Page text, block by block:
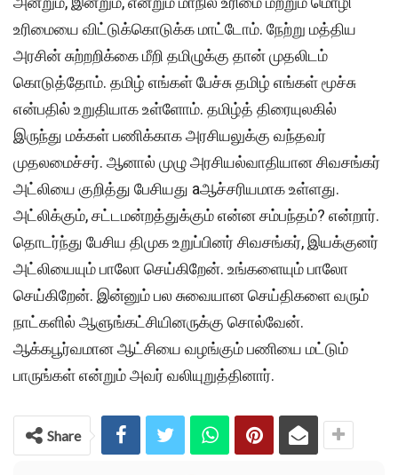
உரிமையை விட்டுக்கொடுக்க மாட்டோம். நேற்று மத்திய
அரசின் சுற்றறிக்கை மீறி தமிழுக்கு தான் முதலிடம்
கொடுத்தோம். தமிழ் எங்கள் பேச்சு தமிழ் எங்கள் மூச்சு
என்பதில் உறுதியாக உள்ளோம். தமிழ்த் திரையுலகில்
இருந்து மக்கள் பணிக்காக அரசியலுக்கு வந்தவர்
முதலமைச்சர். ஆனால் முழு அரசியல்வாதியான சிவசங்கர்
அட்லியை குறித்து பேசியது aஆச்சரியமாக உள்ளது.
அட்லிக்கும், சட்டமன்றத்துக்கும் என்ன சம்பந்தம்? என்றார்.
தொடர்ந்து பேசிய திமுக உறுப்பினர் சிவசங்கர், இயக்குனர்
அட்லியையும் பாலோ செய்கிறேன். உங்களையும் பாலோ
செய்கிறேன். இன்னும் பல சுவையான செய்திகளை வரும்
நாட்களில் ஆளுங்கட்சியினருக்கு சொல்வேன்.
ஆக்கபூர்வமான ஆட்சியை வழங்கும் பணியை மட்டும்
பாருங்கள் என்றும் அவர் வலியுறுத்தினார்.
Share